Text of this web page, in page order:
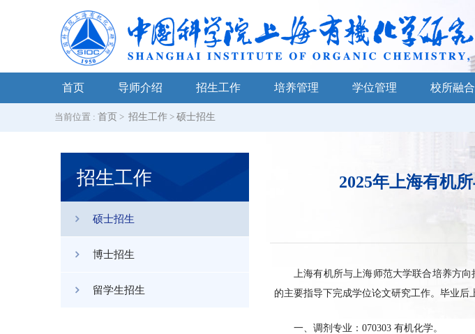
首页 导师介绍 招生工作 培养管理 学位管理 校所融合
当前位置 : 首页 > 招生工作> 硕士招生
招生工作
硕士招生
博士招生
留学生招生
2025年上海有机
上海有机所与上海师范大学联合培养方
的主要指导下完成学位论文研究工作。毕业后
一、调剂专业：070303 有机化学。